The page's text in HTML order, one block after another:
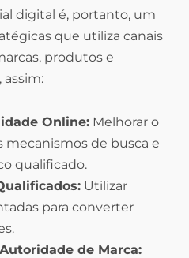
digital é, portanto, um
que utiliza canais
produtos e
assim:
Online: Melhorar o
de busca e
qualificado.
Utilizar
para converter
de Marca: